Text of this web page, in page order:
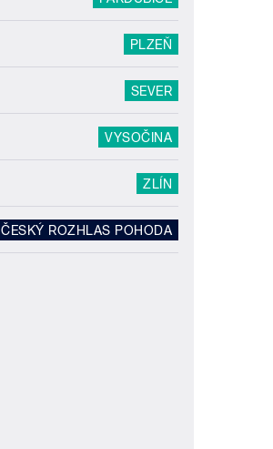
PLZEŇ
SEVER
VYSOČINA
ZLÍN
ČESKÝ ROZHLAS POHODA